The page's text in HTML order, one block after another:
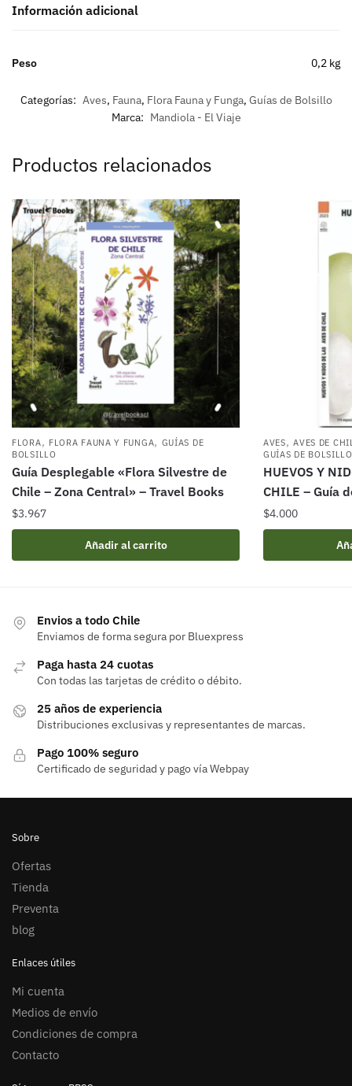
Información adicional
Peso 0,2 kg
Categorías: Aves, Fauna, Flora Fauna y Funga, Guías de Bolsillo
Marca: Mandiola - El Viaje
Productos relacionados
FLORA, FLORA FAUNA Y FUNGA, GUÍAS DE
BOLSILLO
Guía Desplegable «Flora Silvestre de
Chile – Zona Central» – Travel Books
$3.967
Añadir al carrito
AVES,AVES DE
GUÍAS DE BOLSILLO
HUEVOS Y
CHILE – Guía
$4.000
Envios a todo Chile
Enviamos de forma segura por Bluexpress
Paga hasta 24 cuotas
Con todas las tarjetas de crédito o débito.
25 años de experiencia
Distribuciones exclusivas y representantes de marcas.
Pago 100% seguro
Certificado de seguridad y pago vía Webpay
Sobre
Ofertas
Tienda
Preventa
blog
Enlaces útiles
Mi cuenta
Medios de envío
Condiciones de compra
Contacto